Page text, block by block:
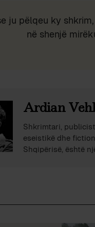
ju pëlqeu ky
në shenjë
Ardian
Shkrimtari,
eseistikë dhe
Shqipërisë, është